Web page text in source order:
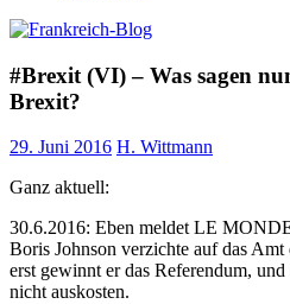
#Brexit (VI) – Was sagen
Brexit?
29. Juni 2016 H. Wittmann
Ganz aktuell:
30.6.2016: Eben meldet LE
Boris Johnson verzichte auf das Amt
erst gewinnt er das Referendum,
nicht auskosten.